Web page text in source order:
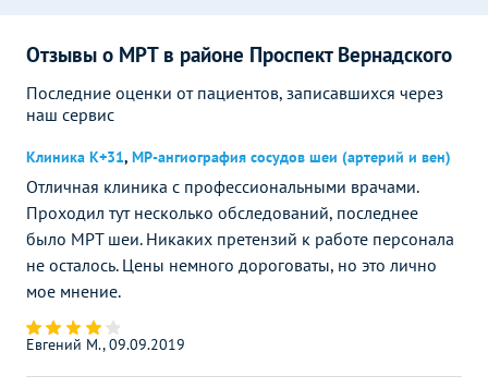
Отзывы о МРТ в районе Проспект Вернадского
Последние оценки от пациентов, записавшихся через
наш сервис
Клиника К+31, МР-ангиография сосудов шеи (артерий и вен)
Отличная клиника с профессиональными врачами.
Проходил тут несколько обследований, последнее
было МРТ шеи. Никаких претензий к работе персонала
не осталось. Цены немного дороговаты, но это лично
мое мнение.
Евгений М., 09.09.2019